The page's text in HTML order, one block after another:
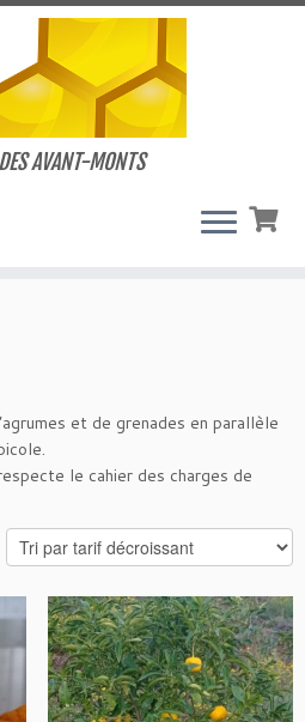
AVANT-MONTS
et de grenades en parallèle
le cahier des charges de